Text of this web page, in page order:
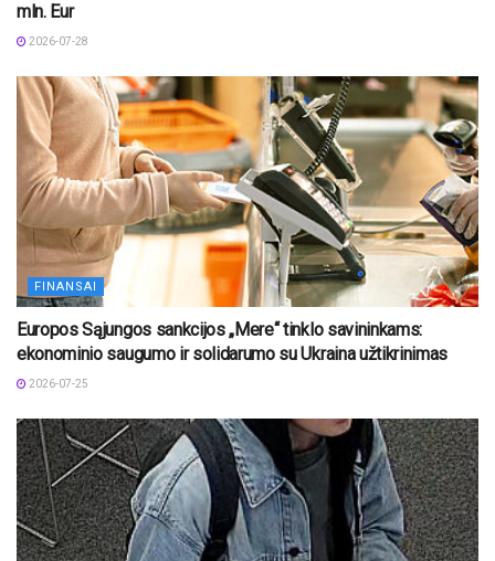
mln. Eur
2026-07-28
FINANSAI
Europos Sąjungos sankcijos „Mere“ tinklo savininkams:
ekonominio saugumo ir solidarumo su Ukraina užtikrinimas
2026-07-25